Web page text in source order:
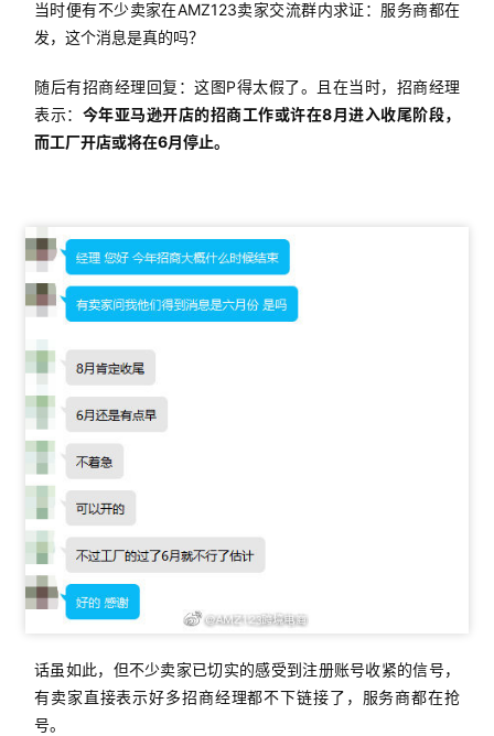
当时便有不少卖家在AMZ123卖家交流群内求证：服务商都在
发，这个消息是真的吗？
随后有招商经理回复：这图P得太假了。且在当时，招商经理
表示： 今年亚马逊开店的招商工作或许在8月进入收尾阶段，
而工厂开店或将在6月停止。
话虽如此，但不少卖家已切实的感受到注册账号收紧的信号，
有卖家直接表示好多招商经理都不下链接了，服务商都在抢
号。